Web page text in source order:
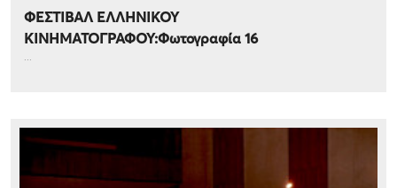
ΦΕΣΤΙΒΑΛ ΕΛΛΗΝΙΚΟΥ
ΚΙΝΗΜΑΤΟΓΡΑΦΟΥ:Φωτογραφία 16
...